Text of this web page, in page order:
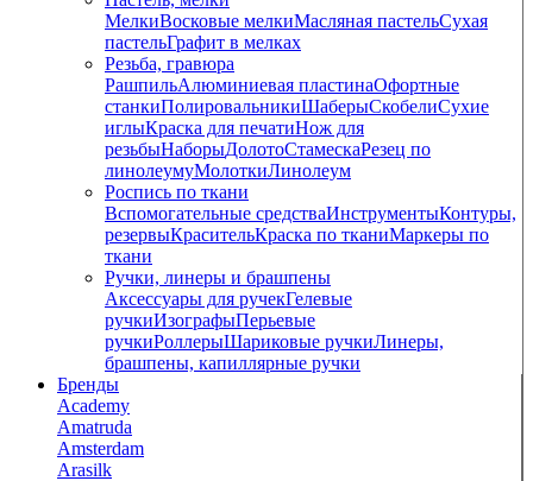
МелкиВосковые мелкиМасляная пастельСухая
пастельГрафит в мелках
Резьба, гравюра
РашпильАлюминиевая пластинаОфортные
станкиПолировальникиШаберыСкобелиСухие
иглыКраска для печатиНож для
резьбыНаборыДолотоСтамескаРезец по
линолеумуМолоткиЛинолеум
Роспись по ткани
Вспомогательные средстваИнструментыКонтуры,
резервыКрасительКраска по тканиМаркеры по
ткани
Ручки, линеры и брашпены
Аксессуары для ручекГелевые
ручкиИзографыПерьевые
ручкиРоллерыШариковые ручкиЛинеры,
брашпены, капиллярные ручки
Бренды
Academy
Amatruda
Amsterdam
Arasilk